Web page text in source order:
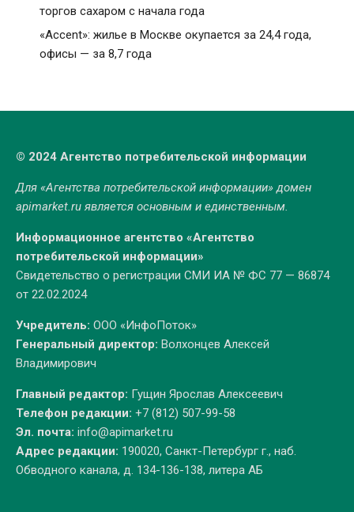
торгов сахаром с начала года
«Accent»: жилье в Москве окупается за 24,4 года,
офисы — за 8,7 года
© 2024 Агентство потребительской информации
Для «Агентства потребительской информации» домен
apimarket.ruявляется основным и единственным.
Информационное агентство «Агентство
потребительской информации»
Свидетельство о регистрации СМИ ИА № ФС 77 — 86874
от 22.02.2024
Учредитель: ООО «ИнфоПоток»
Генеральный директор: Волхонцев Алексей
Владимирович
Главный редактор: Гущин Ярослав Алексеевич
Телефон редакции: +7 (812) 507-99-58
Эл. почта: info@apimarket.ru
Адрес редакции: 190020, Санкт-Петербург г., наб.
Обводного канала, д. 134-136-138, литера АБ